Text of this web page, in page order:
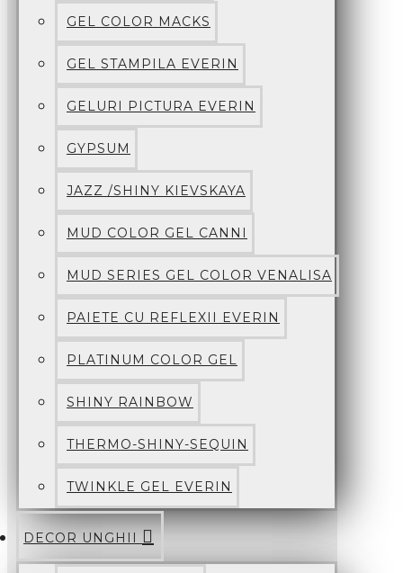
GEL COLOR MACKS
GEL STAMPILA EVERIN
GELURI PICTURA EVERIN
GYPSUM
JAZZ /SHINY KIEVSKAYA
MUD COLOR GEL CANNI
MUD SERIES GEL COLOR VENALISA
PAIETE CU REFLEXII EVERIN
PLATINUM COLOR GEL
SHINY RAINBOW
THERMO-SHINY-SEQUIN
TWINKLE GEL EVERIN
DECOR UNGHII